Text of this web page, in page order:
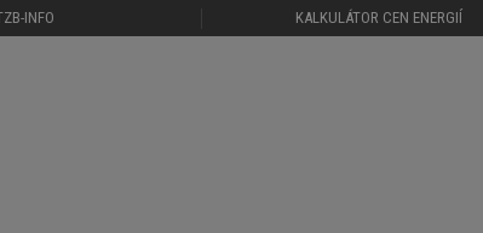
INFO KALKULÁTOR CEN ENERGIÍ